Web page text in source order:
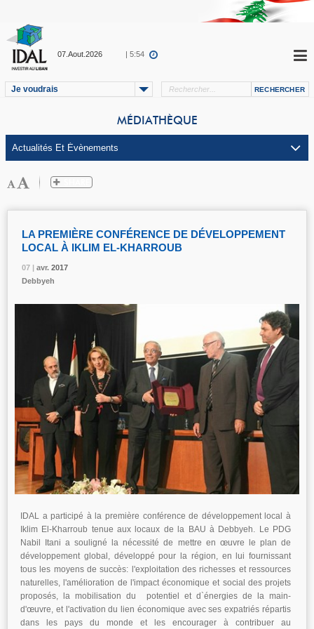
07.Aout.2026 | 5:54
Je voudrais
MÉDIATHÈQUE
07 | avr. 2017
LA PREMIÈRE CONFÉRENCE DE DÉVELOPPEMENT
LOCAL À IKLIM EL-KHARROUB
07 | avr. 2017
Debbyeh
07 | avr. 2017
IDAL a participé à la première conférence de développement local à
Iklim El-Kharroub tenue aux locaux de la BAU à Debbyeh. Le PDG
Nabil Itani a souligné la nécessité de mettre en œuvre le plan de
développement global, développé pour la région, en lui fournissant
tous les moyens de succès: l'exploitation des richesses et ressources
naturelles, l'amélioration de l'impact économique et social des projets
proposés, la mobilisation du potentiel et d`énergies de la main-
d'œuvre, et l'activation du lien économique avec ses expatriés répartis
dans les pays du monde et les encourager à contribuer au